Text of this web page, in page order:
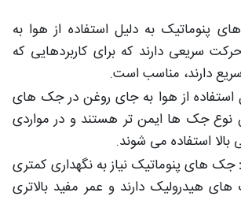
پنوماتیک به دلیل استفاده از هوا به
سریعی دارند که برای کاربردهایی که
دارند، مناسب است.
استفاده از هوا به جای روغن در جک های
نوع جک ها ایمن تر هستند و در مواردی
بالا استفاده می شوند.
جک های پنوماتیک نیاز به نگهداری کمتری
هیدرولیک دارند و عمر مفید بالاتری